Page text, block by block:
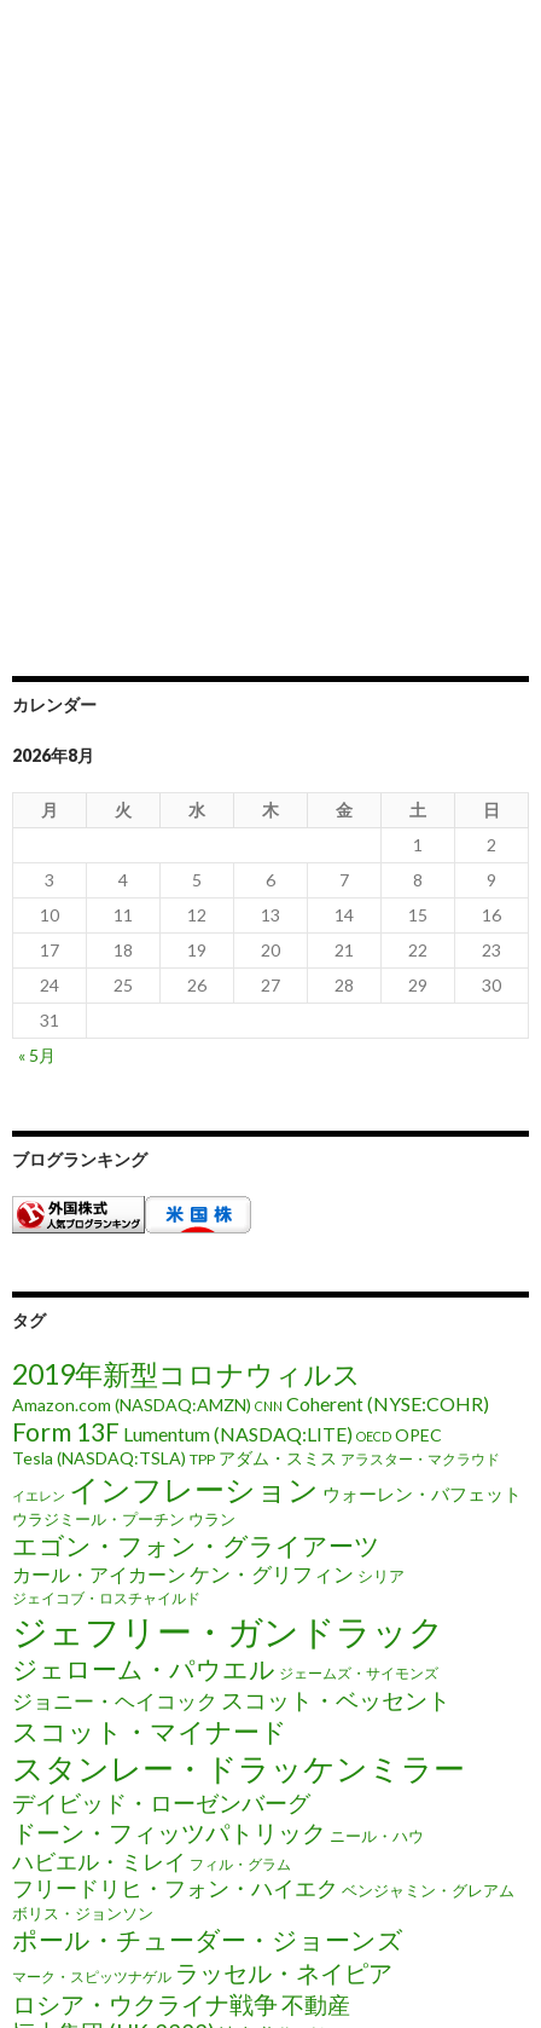
カレンダー
2026年8月
月 火 水 木 金 土
日
1
2
3
4 5 6 7 8
9
10
11 12 13 14 15
16
17
18 19 20 21 22
23
24
25 26 27 28 29
30
31
« 5月
ブログランキング
タグ
2019年新型コロナウィルス
Amazon.com (NASDAQ:AMZN) CNN Coherent (NYSE:COHR)
Form 13F Lumentum (NASDAQ:LITE) OECD OPEC
Tesla (NASDAQ:TSLA) TPP アダム・スミス アラスター・マクラウド
イエレン インフレーション ウォーレン・バフェット
ウラジミール・プーチン ウラン
エゴン・フォン・グライアーツ
カール・アイカーン ケン・グリフィン シリア
ジェイコブ・ロスチャイルド
ジェフリー・ガンドラック
ジェローム・パウエル ジェームズ・サイモンズ
ジョニー・ヘイコック スコット・ベッセント
スコット・マイナード
スタンレー・ドラッケンミラー
デイビッド・ローゼンバーグ
ドーン・フィッツパトリック ニール・ハウ
ハビエル・ミレイ フィル・グラム
フリードリヒ・フォン・ハイエク ベンジャミン・グレアム
ボリス・ジョンソン
ポール・チューダー・ジョーンズ
マーク・スピッツナゲル ラッセル・ネイピア
ロシア・ウクライナ戦争不動産